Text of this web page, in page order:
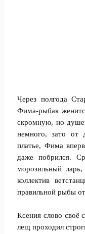
Через полгода
Фима-рыбак
скромную, но
немного, зато от
платье, Фима
даже побрился.
морозильный
коллектив
правильной рыбы
Ксения слово своё
лещ проходил